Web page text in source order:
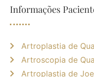
Informações
Artroplastia de
Artroscopia de
Artroplastia de